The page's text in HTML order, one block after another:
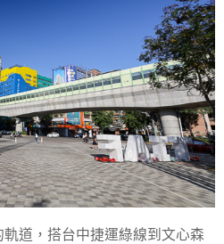
道，搭台中捷運綠線到文心森